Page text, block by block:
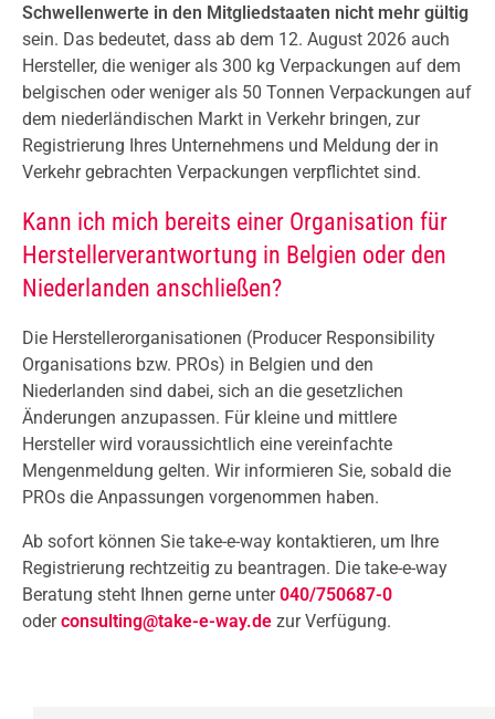
Schwellenwerte in den Mitgliedstaaten nicht mehr gültig
sein. Das bedeutet, dass ab dem 12. August 2026 auch
Hersteller, die weniger als 300 kg Verpackungen auf dem
belgischen oder weniger als 50 Tonnen Verpackungen auf
dem niederländischen Markt in Verkehr bringen, zur
Registrierung Ihres Unternehmens und Meldung der in
Verkehr gebrachten Verpackungen verpflichtet sind.
Kann ich mich bereits einer Organisation für
Herstellerverantwortung in Belgien oder den
Niederlanden anschließen?
Die Herstellerorganisationen (Producer Responsibility
Organisations bzw. PROs) in Belgien und den
Niederlanden sind dabei, sich an die gesetzlichen
Änderungen anzupassen. Für kleine und mittlere
Hersteller wird voraussichtlich eine vereinfachte
Mengenmeldung gelten. Wir informieren Sie, sobald die
PROs die Anpassungen vorgenommen haben.
Ab sofort können Sie take-e-way kontaktieren, um Ihre
Registrierung rechtzeitig zu beantragen. Die take-e-way
Beratung steht Ihnen gerne unter040/750687-0
oderconsulting@take-e-way.de zur Verfügung.